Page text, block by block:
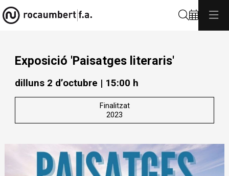
Exposició 'Paisatges literaris'
dilluns 2 d’octubre | 15:00 h
Finalitzat
2023